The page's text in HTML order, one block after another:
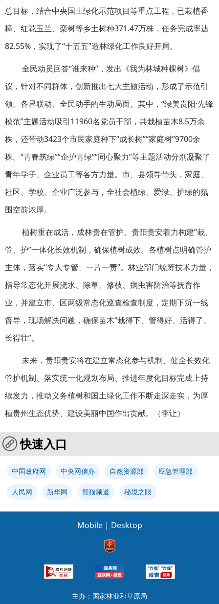
总目标，结合中央国土绿化示范项目等重点工程，已栽植香
樟、红花玉兰、栾树等乡土树种371.47万株，任务完成率达
82.55%，实现了“十五五”造林绿化工作良好开局。
全民动员回答“谁来种”，发出《我为林城种棵树》倡
议，针对不同群体，创新推出七大主题活动，形成了示范引
领、各界联动、全民动手的生动局面。其中，“绿美贵阳·先锋
模范”主题活动吸引11960名党员干部，共栽植苗木8.5万余
株，还带动3423个市民家庭种下“成长树”“家庭树”9700余
株。“青春筑绿”“企护青绿”“同心聚力”等主题活动分别凝聚了
青年学子、企业员工等各方力量。市、县领导带头，家庭、
社区、学校、企业广泛参与，全社会植绿、爱绿、护绿的氛
围空前浓厚。
植树重在成活，成林贵在管护。贵阳贵安着力构建“栽、
管、护”一体化长效机制，确保植树成效。各植树点明确管护
主体，落实“专人专管、一片一责”。林业部门统筹技术力量，
指导常态化开展浇水、除草、修枝、病虫害防治等抚育作
业，并建立市、区两级常态化巡查检查制度，定期下沉一线
督导，现场解决问题，确保苗木“栽得下、管得好、活得了、
长得壮”。
未来，贵阳贵安将在建立常态化参与机制、健全长效化
管护机制、落实统一化规划布局、推进年度化目标完成上持
续发力，推动义务植树和国土绿化工作不断走深走实，为厚
植贵州生态优势、建设美丽中国作出贡献。（李让）
快速入口
中国政府网 中央网信办 自然资源部 应急管理部
人民网 新华网 熊猫频道 秘境之眼
Mobile | Desktop
主办：国家林业和草原局